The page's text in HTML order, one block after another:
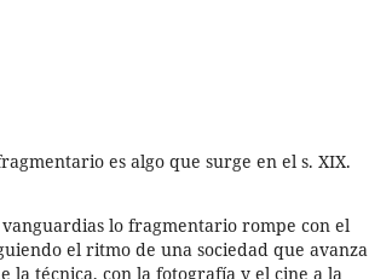
es algo que surge en el s. XIX.
lo fragmentario rompe con el
el ritmo de una sociedad que avanza
la técnica, con la fotografía y el cine a la